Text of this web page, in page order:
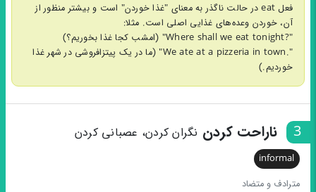
فعل eat در حالت ناگذر به معنای "غذا خوردن" است و بیشتر منظور از
آن، خوردن وعده‌های غذایی اصلی است. مثلا:
"?Where shall we eat tonight" (امشب کجا غذا بخوریم؟)
".We ate at a pizzeria in town" (ما در یک پیتزافروشی در شهر غذا
خوردیم.)
3 ناراحت کردن نگران کردن، عصبانی کردن
informal
مترادف و متضاد